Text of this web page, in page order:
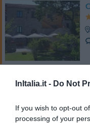
InItalia.it - Do Not
If you wish to opt-out
processing of your